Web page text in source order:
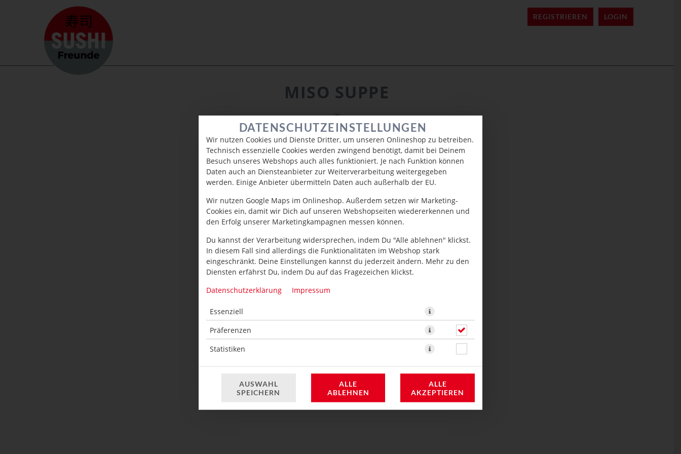
DATENSCHUTZEINSTELLUNGEN
Wir nutzen Cookies und Dienste Dritter, um unseren Onlineshop zu betreiben.
Technisch essenzielle Cookies werden zwingend benötigt, damit bei Deinem
Besuch unseres Webshops auch alles funktioniert. Je nach Funktion können
Daten auch an Diensteanbieter zur Weiterverarbeitung weitergegeben
werden. Einige Anbieter übermitteln Daten auch außerhalb der EU.
Wir nutzen Google Maps im Onlineshop. Außerdem setzen wir Marketing-
Cookies ein, damit wir Dich auf unseren Webshopseiten wiedererkennen und
den Erfolg unserer Marketingkampagnen messen können.
Du kannst der Verarbeitung widersprechen, indem Du "Alle ablehnen" klickst.
In diesem Fall sind allerdings die Funktionalitäten im Webshop stark
eingeschränkt. Deine Einstellungen kannst du jederzeit ändern. Mehr zu den
Diensten erfährst Du, indem Du auf das Fragezeichen klickst.
Datenschutzerklärung
Impressum
Essenziell
Präferenzen
Statistiken
AUSWAHL
SPEICHERN
ALLE
ABLEHNEN
ALLE
AKZEPTIEREN
REGISTRIEREN LOGIN
MISO SUPPE
Klare Brühe mit Misopaste, Wakame-Algen, Seidentofu, Sojasprossen